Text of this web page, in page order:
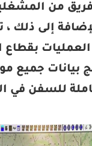
من
إلى ذلك ،
بقطاع
بيانات جميع
للسفن في